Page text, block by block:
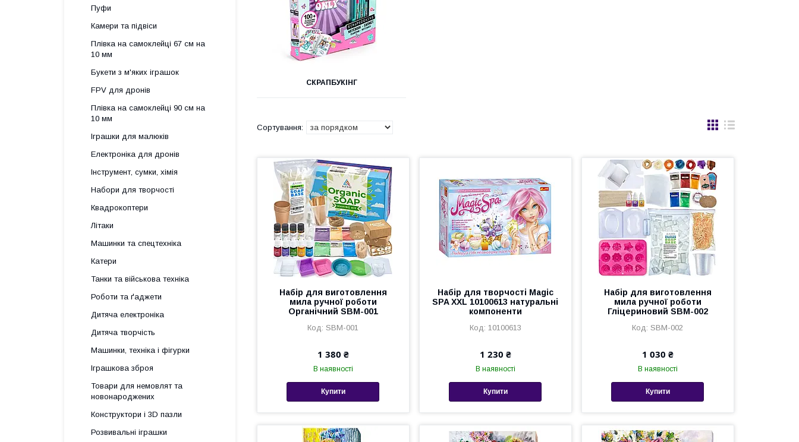
СКРАПБУКІНГ
Набір для виготовлення
мила ручної роботи
Органічний SBM-001
SBM-001
1 380 ₴
В наявності
Купити
Набір для творчості Magic
SPA XXL 10100613 натуральні
компоненти
10100613
1 230 ₴
В наявності
Купити
Набір для виготовлення
мила ручної роботи
Гліцериновий SBM-002
SBM-002
1 030 ₴
В наявності
Купити
Пуфи
Камери та підвіси
Плівка на самоклейці 67 см на
10 мм
Букети з м'яких іграшок
FPV для дронів
Плівка на самоклейці 90 см на
10 мм
Іграшки для малюків
Електроніка для дронів
Інструмент, сумки, хімія
Набори для творчості
Квадрокоптери
Літаки
Машинки та спецтехніка
Катери
Танки та військова техніка
Роботи та ґаджети
Дитяча електроніка
Дитяча творчість
Машинки, техніка і фігурки
Іграшкова зброя
Товари для немовлят та
новонароджених
Конструктори і 3D пазли
Розвивальні іграшки